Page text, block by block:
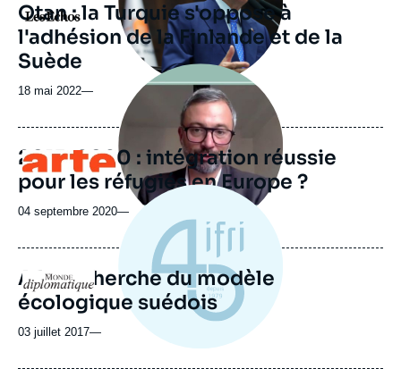
Logo
Otan : la Turquie s'oppose à
l'adhésion de la Finlande et de la
Suède
18 mai 2022—
Logo
Image
principale
médiatique
2015-2020 : intégration réussie
pour les réfugiés en Europe ?
04 septembre 2020—
Logo
A la recherche du modèle
écologique suédois
03 juillet 2017—